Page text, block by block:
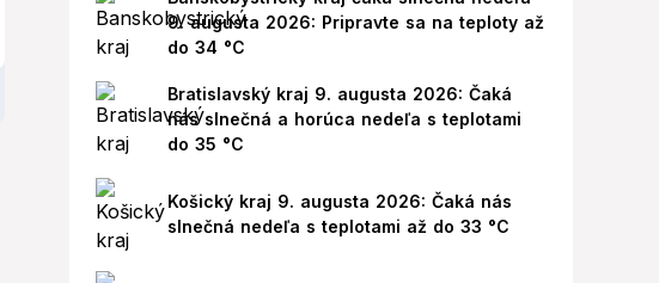
9. augusta 2026: Pripravte sa na teploty až
do 34 °C
Bratislavský kraj 9. augusta 2026: Čaká
nás slnečná a horúca nedeľa s teplotami
do 35 °C
Košický kraj 9. augusta 2026: Čaká nás
slnečná nedeľa s teplotami až do 33 °C